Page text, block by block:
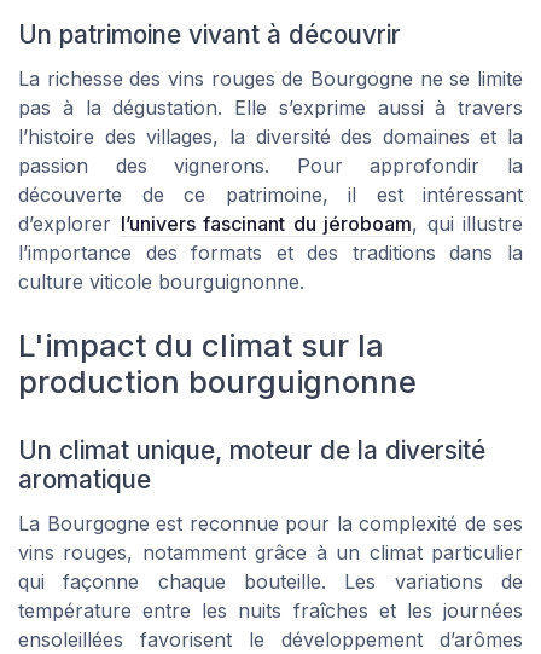
Un patrimoine vivant à découvrir
La richesse des vins rouges de Bourgogne ne se limite
pas à la dégustation. Elle s’exprime aussi à travers
l’histoire des villages, la diversité des domaines et la
passion des vignerons. Pour approfondir la
découverte de ce patrimoine, il est intéressant
d’explorer l’univers fascinant du jéroboam, qui illustre
l’importance des formats et des traditions dans la
culture viticole bourguignonne.
L'impact du climat sur la
production bourguignonne
Un climat unique, moteur de la diversité
aromatique
La Bourgogne est reconnue pour la complexité de ses
vins rouges, notamment grâce à un climat particulier
qui façonne chaque bouteille. Les variations de
température entre les nuits fraîches et les journées
ensoleillées favorisent le développement d’arômes